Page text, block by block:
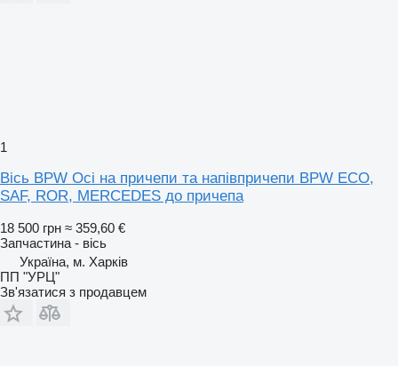
1
Вісь BPW Осі на причепи та напівпричепи BPW ECO,
SAF, ROR, MERCEDES до причепа
18 500 грн ≈ 359,60 €
Запчастина - вісь
Україна, м. Харків
ПП "УРЦ"
Зв'язатися з продавцем